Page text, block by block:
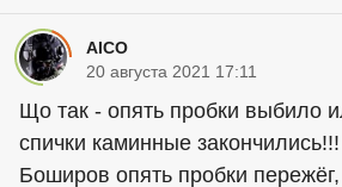
AICO
20 августа 2021 17:11
Що так - опять пробки выбило
спички каминные
Боширов опять пробки